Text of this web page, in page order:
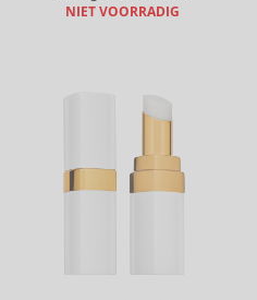
NIET VOORRADIG